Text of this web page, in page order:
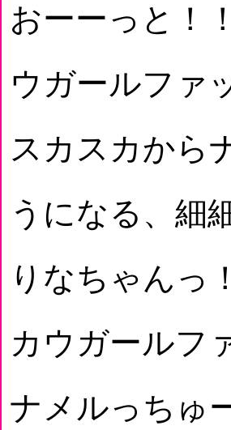
おーーっと！
ウガールファ
スカスカから
うになる、細
りなちゃんっ
カウガールフ
ナメルっちゅ